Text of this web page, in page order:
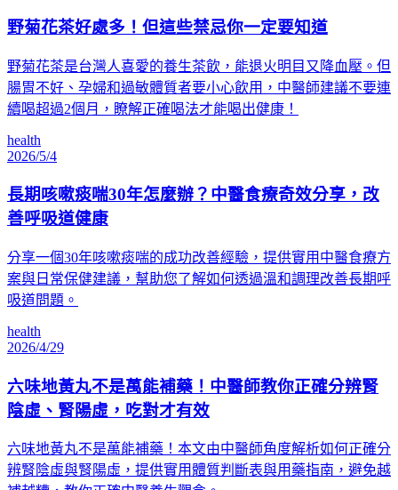
野菊花茶好處多！但這些禁忌你一定要知道
野菊花茶是台灣人喜愛的養生茶飲，能退火明目又降血壓。但
腸胃不好、孕婦和過敏體質者要小心飲用，中醫師建議不要連
續喝超過2個月，瞭解正確喝法才能喝出健康！
health
2026/5/4
長期咳嗽痰喘30年怎麼辦？中醫食療奇效分享，改
善呼吸道健康
分享一個30年咳嗽痰喘的成功改善經驗，提供實用中醫食療方
案與日常保健建議，幫助您了解如何透過溫和調理改善長期呼
吸道問題。
health
2026/4/29
六味地黃丸不是萬能補藥！中醫師教你正確分辨腎
陰虛、腎陽虛，吃對才有效
六味地黃丸不是萬能補藥！本文由中醫師角度解析如何正確分
辨腎陰虛與腎陽虛，提供實用體質判斷表與用藥指南，避免越